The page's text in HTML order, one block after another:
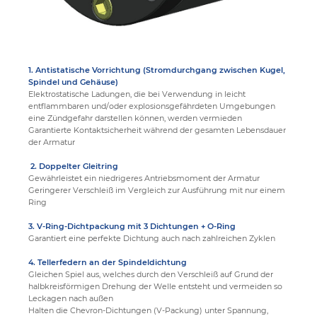
1. Antistatische Vorrichtung (Stromdurchgang zwischen Kugel,
Spindel und Gehäuse)
Elektrostatische Ladungen, die bei Verwendung in leicht
entflammbaren und/oder explosionsgefährdeten Umgebungen
eine Zündgefahr darstellen können, werden vermieden
Garantierte Kontaktsicherheit während der gesamten Lebensdauer
der Armatur
2. Doppelter Gleitring
Gewährleistet ein niedrigeres Antriebsmoment der Armatur
Geringerer Verschleiß im Vergleich zur Ausführung mit nur einem
Ring
3. V-Ring-Dichtpackung mit 3 Dichtungen + O-Ring
Garantiert eine perfekte Dichtung auch nach zahlreichen Zyklen
4. Tellerfedern an der Spindeldichtung
Gleichen Spiel aus, welches durch den Verschleiß auf Grund der
halbkreisförmigen Drehung der Welle entsteht und vermeiden so
Leckagen nach außen
Halten die Chevron-Dichtungen (V-Packung) unter Spannung,